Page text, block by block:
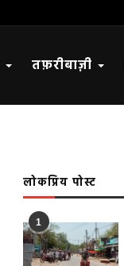
तफ़रीबाज़ी
लोकप्रिय पोस्ट
1